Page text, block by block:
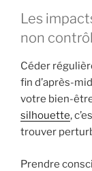
Les
non
Céder
fin d’après-
votre bien-
silhouette,
trouver
Prendre